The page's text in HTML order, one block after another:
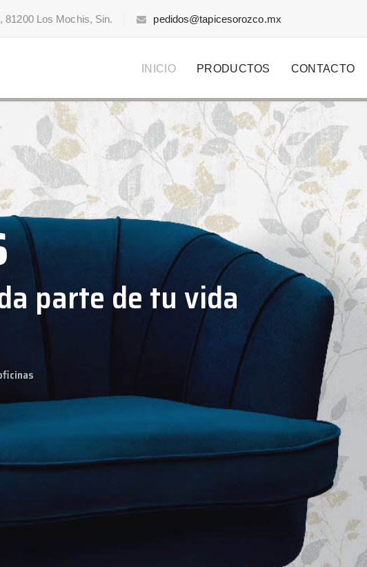
81200 Los Mochis, Sin. pedidos@tapicesorozco.mx
INICIO PRODUCTOS CONTACTO
parte de tu vida